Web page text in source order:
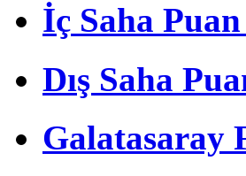
İç Saha
Dış Saha
Galatasaray